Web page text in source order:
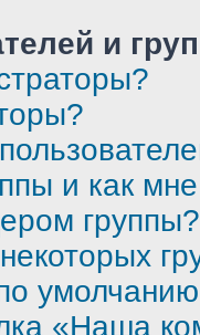
и
и как
группы?
«Наша